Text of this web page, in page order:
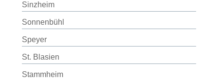
Sinzheim
Sonnenbühl
Speyer
St. Blasien
Stammheim